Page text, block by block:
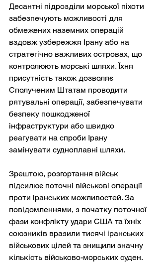
Десантні підрозділи морської піхоти
забезпечують можливості для
обмежених наземних операцій
вздовж узбережжя Ірану або на
стратегічно важливих островах, що
контролюють морські шляхи. Їхня
присутність також дозволяє
Сполученим Штатам проводити
рятувальні операції, забезпечувати
безпеку пошкодженої
інфраструктури або швидко
реагувати на спроби Ірану
замінувати судноплавні шляхи.
Зрештою, розгортання військ
підсилює поточні військові операції
проти іранських можливостей. За
повідомленнями, з початку поточної
фази конфлікту удари США та їхніх
союзників вразили тисячі іранських
військових цілей та знищили значну
кількість військово-морських суден.